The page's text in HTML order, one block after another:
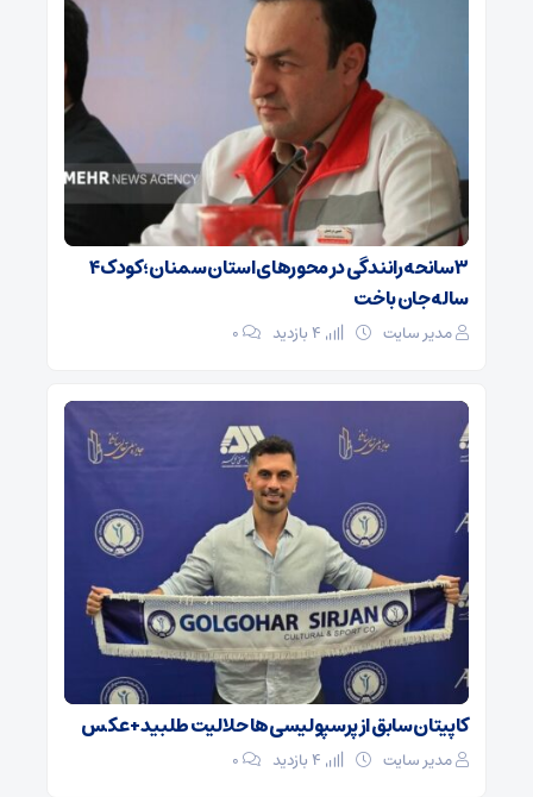
۳ سانحه رانندگی در محورهای استان سمنان؛ کودک ۴
ساله جان باخت
مدیر سایت ۰
کاپیتان سابق از پرسپولیسی‌ها حلالیت طلبید + عکس
مدیر سایت ۰